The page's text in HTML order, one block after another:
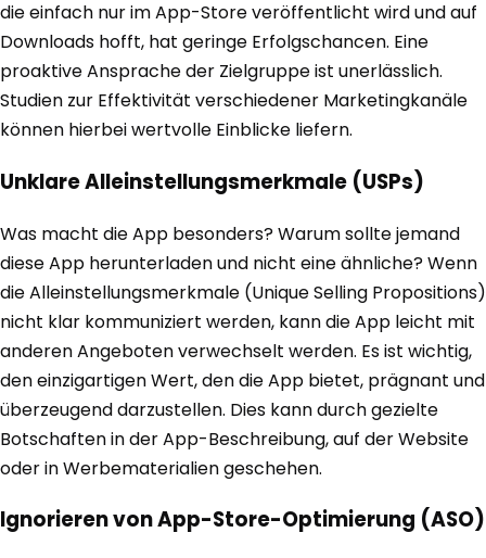
die einfach nur im App-Store veröffentlicht wird und auf
Downloads hofft, hat geringe Erfolgschancen. Eine
proaktive Ansprache der Zielgruppe ist unerlässlich.
Studien zur Effektivität verschiedener Marketingkanäle
können hierbei wertvolle Einblicke liefern.
Unklare Alleinstellungsmerkmale (USPs)
Was macht die App besonders? Warum sollte jemand
diese App herunterladen und nicht eine ähnliche? Wenn
die Alleinstellungsmerkmale (Unique Selling Propositions)
nicht klar kommuniziert werden, kann die App leicht mit
anderen Angeboten verwechselt werden. Es ist wichtig,
den einzigartigen Wert, den die App bietet, prägnant und
überzeugend darzustellen. Dies kann durch gezielte
Botschaften in der App-Beschreibung, auf der Website
oder in Werbematerialien geschehen.
Ignorieren von App-Store-Optimierung (ASO)